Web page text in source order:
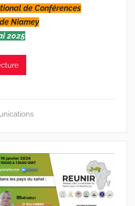
de Conférences
Niamey
2025